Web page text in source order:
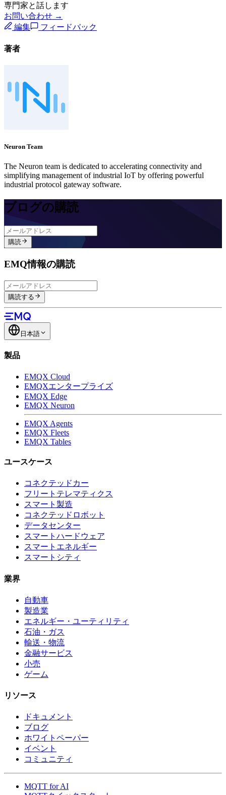
専門家と話します
お問い合わせ →
編集
フィードバック
著者
Neuron Team
The Neuron team is dedicated to accelerating connectivity and
simplifying management of industrial IoT by offering powerful
industrial protocol gateway software.
ブログの購読
購読
EMQ情報の購読
購読する
日本語
製品
EMQX Cloud
EMQXエンタープライズ
EMQX Edge
EMQX Neuron
EMQX Agents
EMQX Fleets
EMQX Tables
ユースケース
コネクテッドカー
フリートテレマティクス
スマート製造
コネクテッドロボット
データセンター
スマートハードウェア
スマートエネルギー
スマートシティ
業界
自動車
製造業
エネルギー・ユーティリティ
石油・ガス
輸送・物流
金融サービス
小売
ゲーム
リソース
ドキュメント
ブログ
ホワイトペーパー
イベント
コミュニティ
MQTT for AI